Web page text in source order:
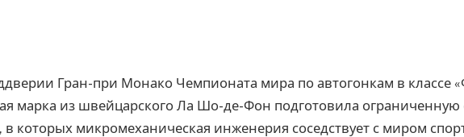
Гран-при Монако Чемпионата мира по автогонкам в классе
марка из швейцарского Ла Шо-де-Фон подготовила
в которых микромеханическая инженерия соседствует с миром